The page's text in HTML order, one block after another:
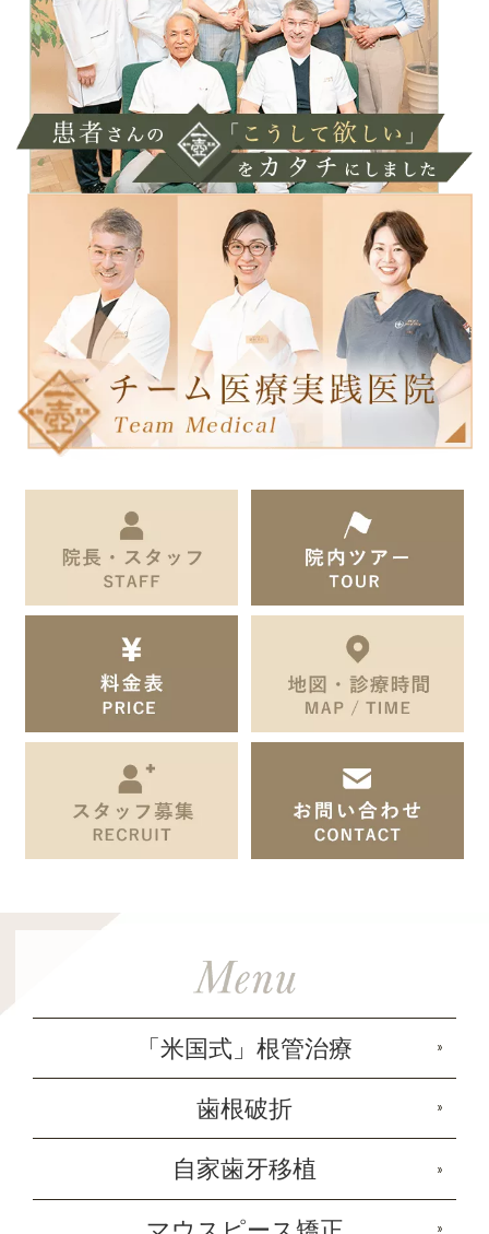
「米国式」根管治療
歯根破折
自家歯牙移植